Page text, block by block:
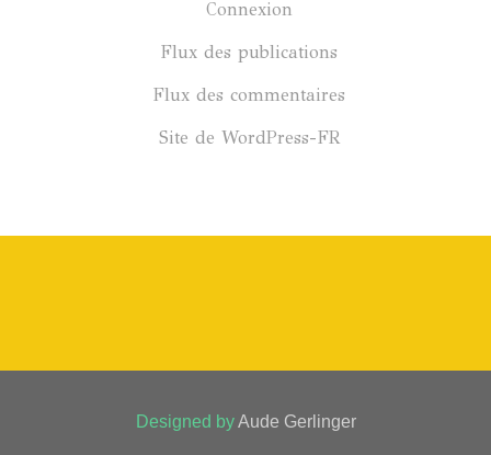
Connexion
Flux des publications
Flux des commentaires
Site de WordPress-FR
Designed byAude Gerlinger